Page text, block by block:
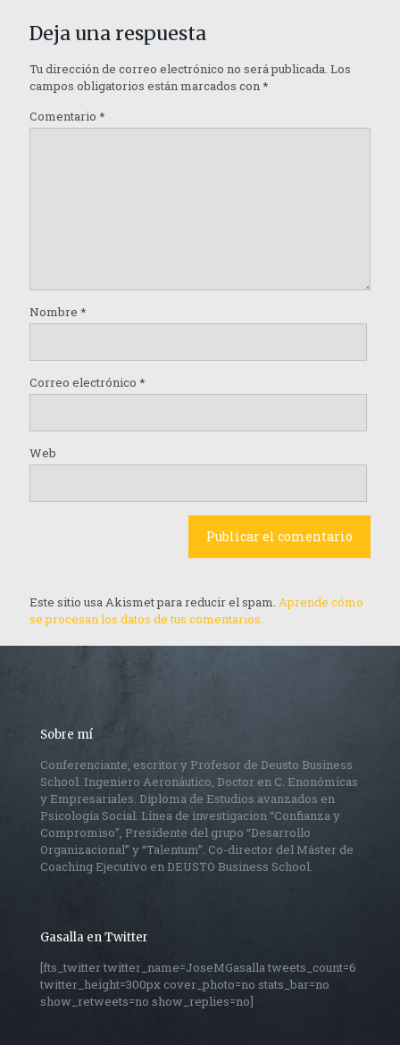
Deja una respuesta
Tu dirección de correo electrónico no será publicada. Los
campos obligatorios están marcados con *
Comentario *
Nombre *
Correo electrónico *
Web
Este sitio usa Akismet para reducir el spam. Aprende cómo
se procesan los datos de tus comentarios.
Sobre mí
Conferenciante, escritor y Profesor de Deusto Business
School. Ingeniero Aeronáutico, Doctor en C. Enonómicas
y Empresariales. Diploma de Estudios avanzados en
Psicología Social. Línea de investigacion “Confianza y
Compromiso”, Presidente del grupo “Desarrollo
Organizacional” y “Talentum”. Co-director del Máster de
Coaching Ejecutivo en DEUSTO Business School.
Gasalla en Twitter
[fts_twitter twitter_name=JoseMGasalla tweets_count=6
twitter_height=300px cover_photo=no stats_bar=no
show_retweets=no show_replies=no]